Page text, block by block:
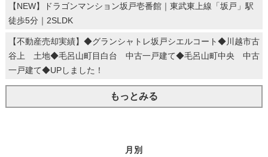
【NEW】ドラゴンマンション坂戸壱番館｜東武東上線「坂戸」駅
徒歩5分｜2SLDK
【不動産売却実績】◆グランシャトレ坂戸シエルコート◆川越市古
谷上 土地◆毛呂山町目白台 中古一戸建て◆毛呂山町中央 中古
一戸建て◆UPしました！
もっとみる
月別